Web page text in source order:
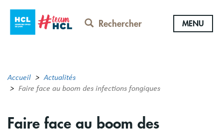
contenu
Rechercher MENU
Accueil
Actualités
Faire face au boom des infections fongiques
Faire face au boom des